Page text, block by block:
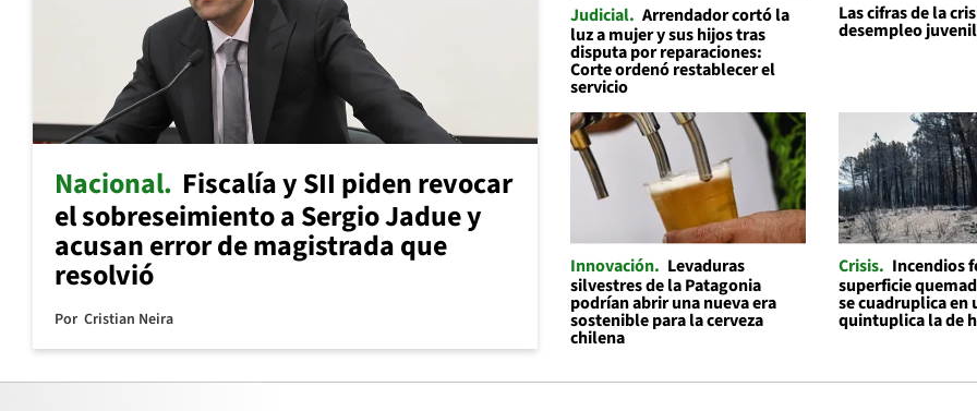
Nacional Fiscalía y SII piden revocar
el sobreseimiento a Sergio Jadue y
acusan error de magistrada que
resolvió
Por Cristian Neira
Judicial Arrendador cortó la
luz a mujer y sus hijos tras
disputa por reparaciones:
Corte ordenó restablecer el
servicio
Las cifras de la
desempleo juvenil
Innovación
Levaduras
silvestres de la Patagonia
podrían abrir una nueva era
sostenible para la cerveza
chilena
Crisis Incendios
superficie
se cuadruplica en
quintuplica la de